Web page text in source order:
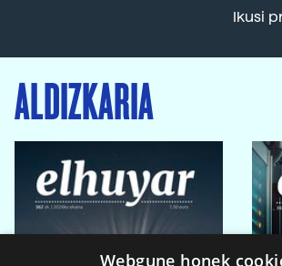
Ikusi
ALDIZKARIA
Webgune honek